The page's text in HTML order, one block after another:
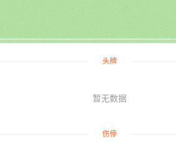
头牌
暂无数据
伤停